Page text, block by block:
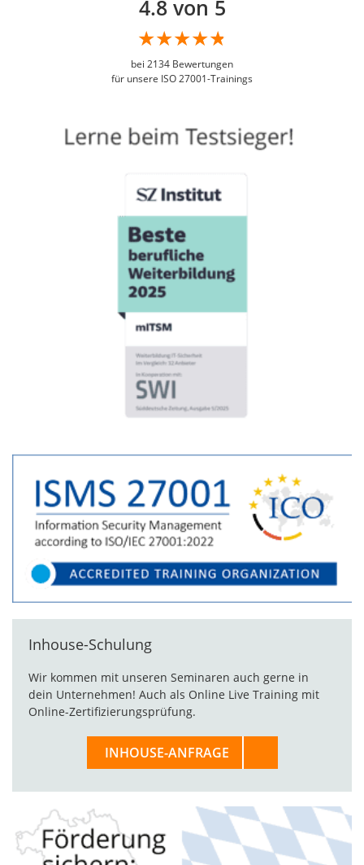
4.8 von 5
bei 2134 Bewertungen
für unsere ISO 27001-Trainings
Inhouse-Schulung
Wir kommen mit unseren Seminaren auch gerne in
dein Unternehmen! Auch als Online Live Training mit
Online-Zertifizierungsprüfung.
INHOUSE-ANFRAGE